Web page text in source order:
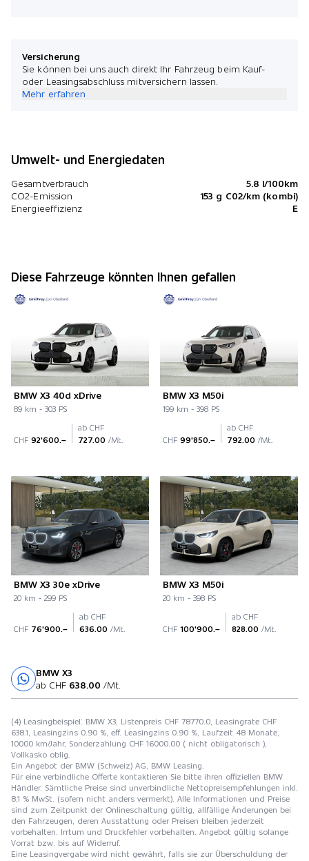
Versicherung
Sie können bei uns auch direkt Ihr Fahrzeug beim Kauf-
oder Leasingsabschluss mitversichern lassen.
Mehr erfahren
Umwelt- und Energiedaten
Gesamtverbrauch
5.8 l/100km
CO2-Emission
153 g C02/km (kombi)
Energieeffizienz
E
Diese Fahrzeuge könnten Ihnen gefallen
BMW X3 40d xDrive
89 km - 303 PS
CHF 92'600.–
ab CHF
727.00 /Mt.
BMW X3 M50i
199 km - 398 PS
CHF 99'850.–
ab CHF
792.00 /Mt.
BMW X3 30e xDrive
20 km - 299 PS
CHF 76'900.–
ab CHF
636.00 /Mt.
BMW X3 M50i
20 km - 398 PS
CHF 100'900.–
ab CHF
828.00 /Mt.
BMW X3
ab CHF 638.00 /Mt.
(4) Leasingbeispiel: BMW X3, Listenpreis CHF 78770.0, Leasingrate CHF
638.1, Leasingzins 0.90 %, eff. Leasingzins 0.90 %, Laufzeit 48 Monate,
10000 km/Jahr, Sonderzahlung CHF 16000.00 ( nicht obligatorisch ),
Vollkasko oblig.
Ein Angebot der BMW (Schweiz) AG, BMW Leasing.
Für eine verbindliche Offerte kontaktieren Sie bitte ihren offiziellen BMW
Händler. Sämtliche Preise sind unverbindliche Nettopreisempfehlungen inkl.
8,1 % MwSt. (sofern nicht anders vermerkt). Alle Informationen und Preise
sind zum Zeitpunkt der Onlineschaltung gültig, allfällige Änderungen bei
den Fahrzeugen, deren Ausstattung oder Preisen bleiben jederzeit
vorbehalten. Irrtum und Druckfehler vorbehalten. Angebot gültig solange
Vorrat bzw. bis auf Widerruf.
Eine Leasingvergabe wird nicht gewährt, falls sie zur Überschuldung der